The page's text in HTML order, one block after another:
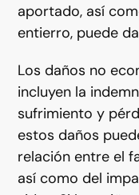
aportado, así
entierro, puede
Los daños no
incluyen la
sufrimiento y
estos daños
relación entre el
así como del